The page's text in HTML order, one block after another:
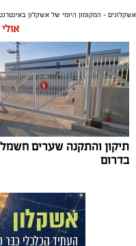
אשקלונים - המקומון היומי של אשקלון
תיקון והתקנה שערים
בדרום